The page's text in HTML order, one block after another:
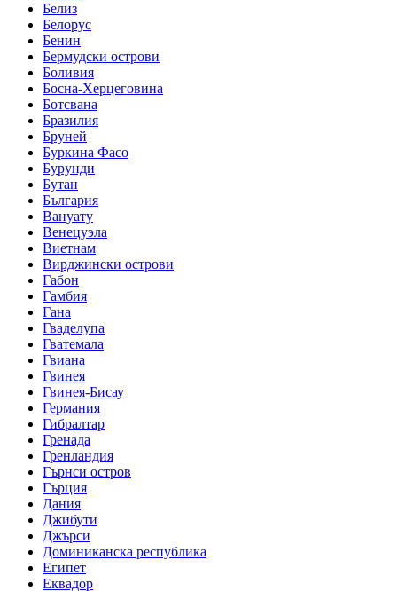
Белиз
Белорус
Бенин
Бермудски острови
Боливия
Босна-Херцеговина
Ботсвана
Бразилия
Бруней
Буркина Фасо
Бурунди
Бутан
България
Вануату
Венецуэла
Виетнам
Вирджински острови
Габон
Гамбия
Гана
Гваделупа
Гватемала
Гвиана
Гвинея
Гвинея-Бисау
Германия
Гибралтар
Гренада
Гренландия
Гърнси остров
Гърция
Дания
Джибути
Джърси
Доминиканска республика
Египет
Еквадор